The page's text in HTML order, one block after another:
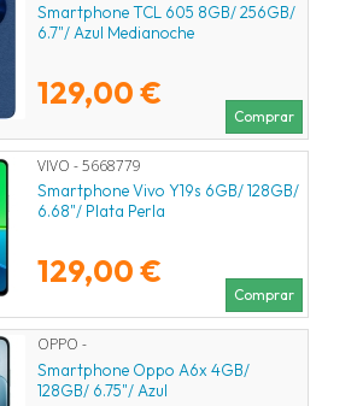
Smartphone TCL 605 8GB/ 256GB/
6.7"/ Azul Medianoche
129,00 €
Comprar
VIVO - 5668779
Smartphone Vivo Y19s 6GB/ 128GB/
6.68"/ Plata Perla
129,00 €
Comprar
OPPO -
Smartphone Oppo A6x 4GB/
128GB/ 6.75"/ Azul